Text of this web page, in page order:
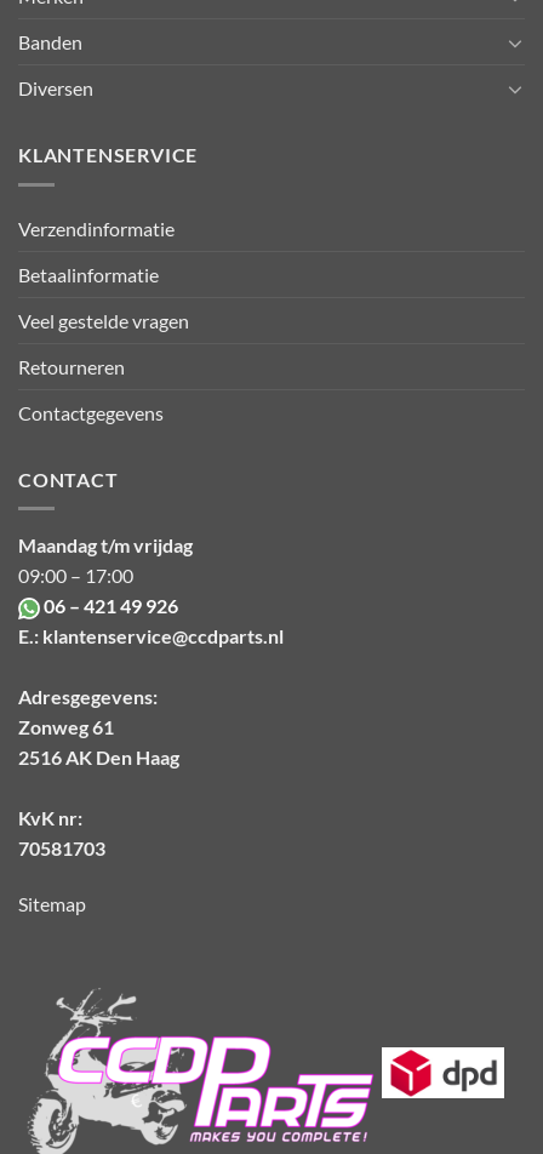
Banden
Diversen
KLANTENSERVICE
Verzendinformatie
Betaalinformatie
Veel gestelde vragen
Retourneren
Contactgegevens
CONTACT
Maandag t/m vrijdag
09:00 – 17:00
06 – 421 49 926
E.: klantenservice@ccdparts.nl
Adresgegevens:
Zonweg 61
2516 AK Den Haag
KvK nr:
70581703
Sitemap